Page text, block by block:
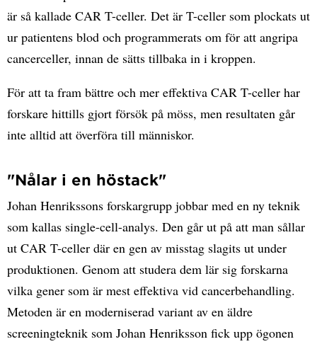
är så kallade CAR T-celler. Det är T-celler som plockats ut
ur patientens blod och programmerats om för att angripa
cancerceller, innan de sätts tillbaka in i kroppen.
För att ta fram bättre och mer effektiva CAR T-celler har
forskare hittills gjort försök på möss, men resultaten går
inte alltid att överföra till människor.
"Nålar i en höstack"
Johan Henrikssons forskargrupp jobbar med en ny teknik
som kallas single-cell-analys. Den går ut på att man sållar
ut CAR T-celler där en gen av misstag slagits ut under
produktionen. Genom att studera dem lär sig forskarna
vilka gener som är mest effektiva vid cancerbehandling.
Metoden är en moderniserad variant av en äldre
screeningteknik som Johan Henriksson fick upp ögonen